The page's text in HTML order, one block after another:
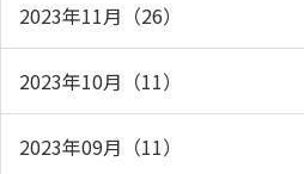
2023年11月（26）
2023年10月（11）
2023年09月（11）